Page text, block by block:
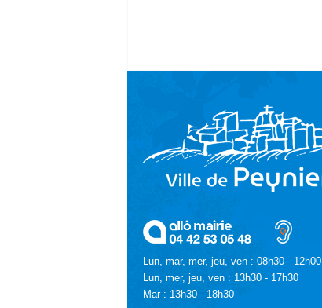
Lun, mar, mer, jeu, ven : 08h30 - 12h00
Lun, mer, jeu, ven : 13h30 - 17h30
Mar : 13h30 - 18h30